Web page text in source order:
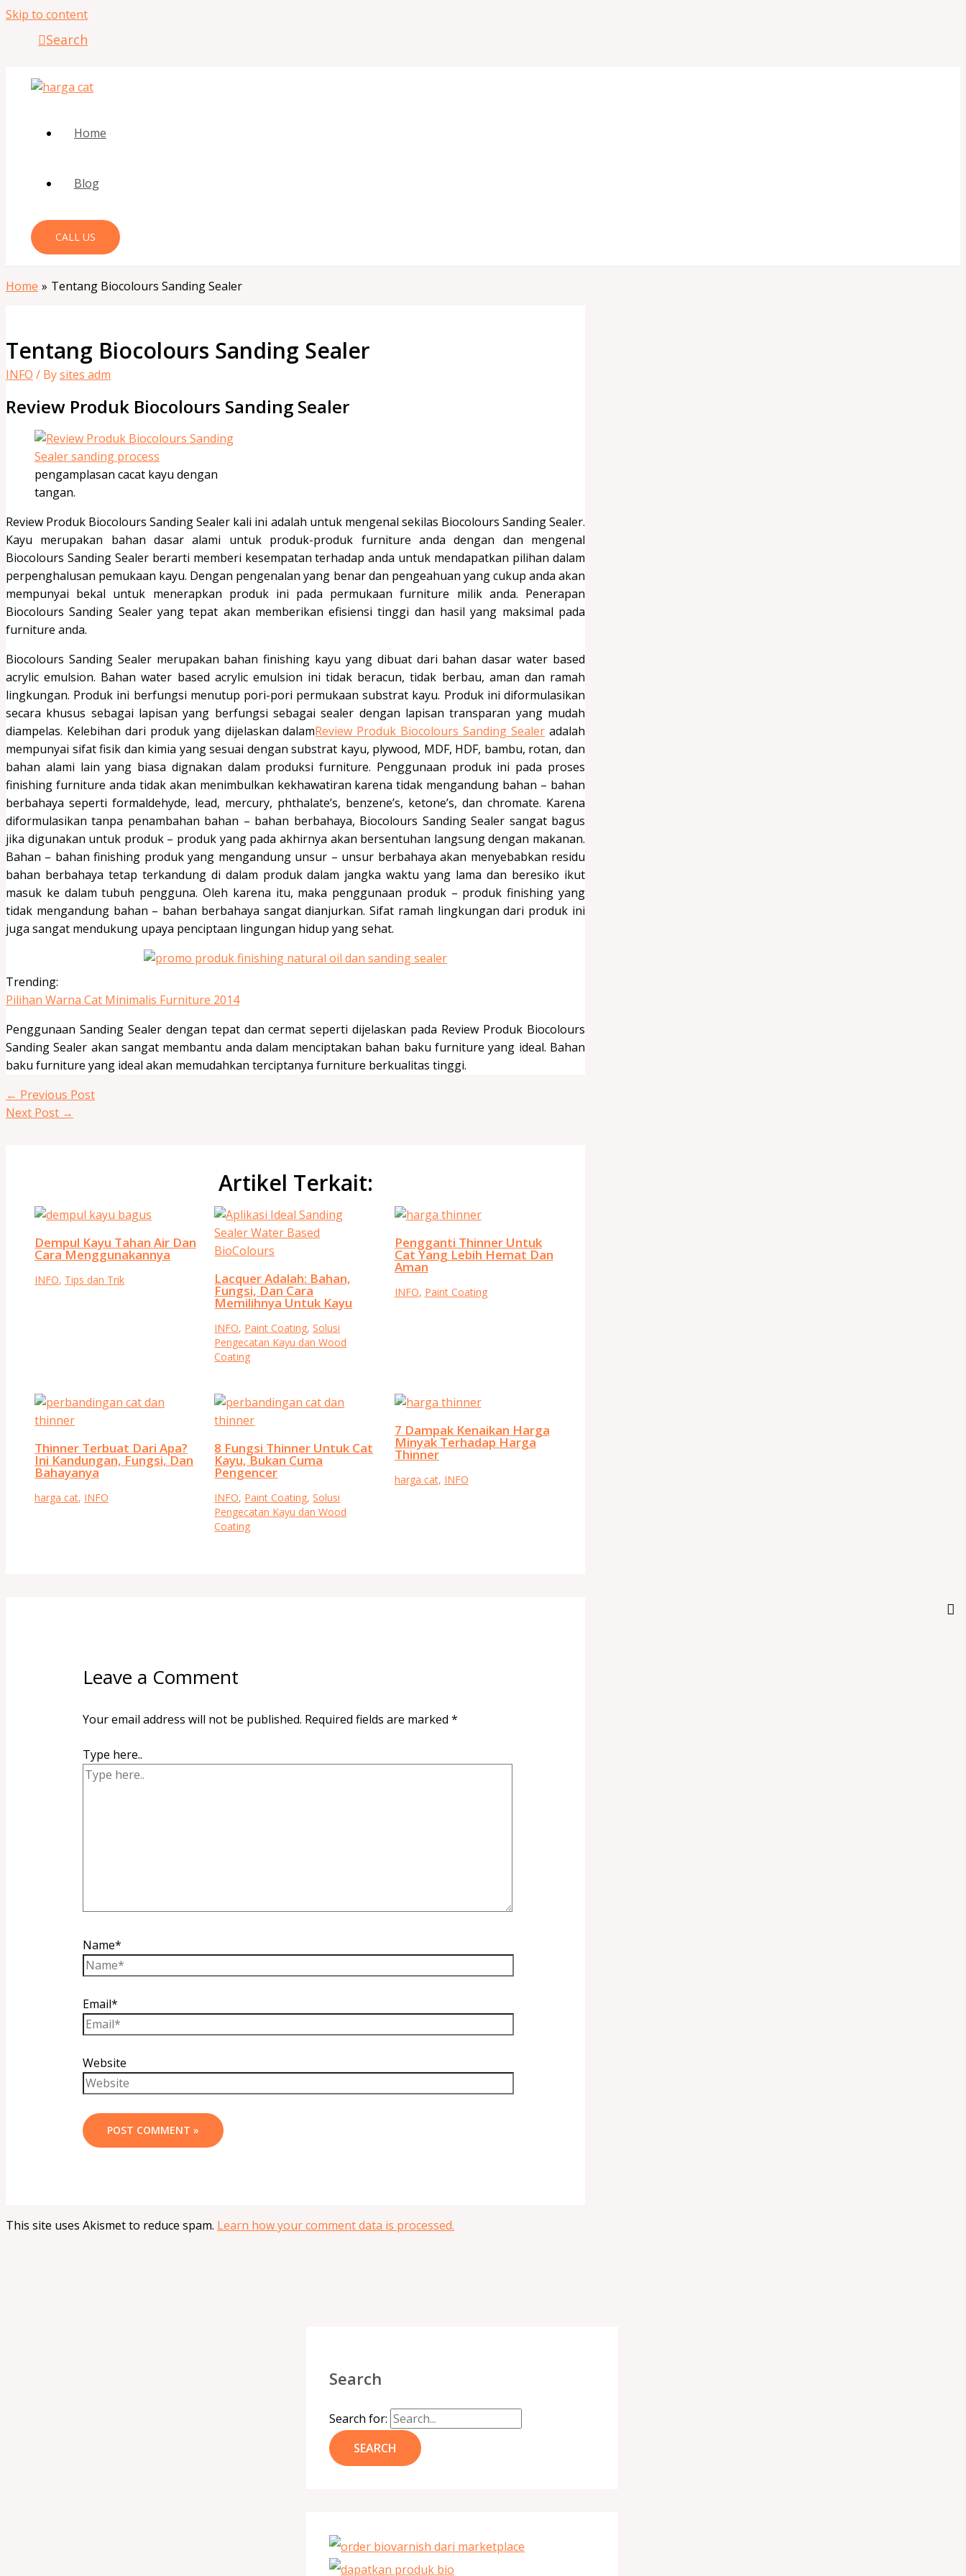
Skip to content
Search
Home
Blog
CALL US
Home Tentang Biocolours Sanding Sealer
Tentang Biocolours Sanding Sealer
INFO / Bysites adm
Review Produk Biocolours Sanding Sealer
pengamplasan cacat kayu dengan
tangan.
Review Produk Biocolours Sanding Sealer kali ini adalah untuk mengenal sekilas Biocolours Sanding Sealer.
Kayu merupakan bahan dasar alami untuk produk-produk furniture anda dengan dan mengenal
Biocolours Sanding Sealer berarti memberi kesempatan terhadap anda untuk mendapatkan pilihan dalam
perpenghalusan pemukaan kayu. Dengan pengenalan yang benar dan pengeahuan yang cukup anda akan
mempunyai bekal untuk menerapkan produk ini pada permukaan furniture milik anda. Penerapan
Biocolours Sanding Sealer yang tepat akan memberikan efisiensi tinggi dan hasil yang maksimal pada
furniture anda.
Biocolours Sanding Sealer merupakan bahan finishing kayu yang dibuat dari bahan dasar water based
acrylic emulsion. Bahan water based acrylic emulsion ini tidak beracun, tidak berbau, aman dan ramah
lingkungan. Produk ini berfungsi menutup pori-pori permukaan substrat kayu. Produk ini diformulasikan
secara khusus sebagai lapisan yang berfungsi sebagai sealer dengan lapisan transparan yang mudah
diampelas. Kelebihan dari produk yang dijelaskan dalamReview Produk Biocolours Sanding Sealer adalah
mempunyai sifat fisik dan kimia yang sesuai dengan substrat kayu, plywood, MDF, HDF, bambu, rotan, dan
bahan alami lain yang biasa dignakan dalam produksi furniture. Penggunaan produk ini pada proses
finishing furniture anda tidak akan menimbulkan kekhawatiran karena tidak mengandung bahan – bahan
berbahaya seperti formaldehyde, lead, mercury, phthalate’s, benzene’s, ketone’s, dan chromate. Karena
diformulasikan tanpa penambahan bahan – bahan berbahaya, Biocolours Sanding Sealer sangat bagus
jika digunakan untuk produk – produk yang pada akhirnya akan bersentuhan langsung dengan makanan.
Bahan – bahan finishing produk yang mengandung unsur – unsur berbahaya akan menyebabkan residu
bahan berbahaya tetap terkandung di dalam produk dalam jangka waktu yang lama dan beresiko ikut
masuk ke dalam tubuh pengguna. Oleh karena itu, maka penggunaan produk – produk finishing yang
tidak mengandung bahan – bahan berbahaya sangat dianjurkan. Sifat ramah lingkungan dari produk ini
juga sangat mendukung upaya penciptaan lingungan hidup yang sehat.
Trending:
Pilihan Warna Cat Minimalis Furniture 2014
Penggunaan Sanding Sealer dengan tepat dan cermat seperti dijelaskan pada Review Produk Biocolours
Sanding Sealer akan sangat membantu anda dalam menciptakan bahan baku furniture yang ideal. Bahan
baku furniture yang ideal akan memudahkan terciptanya furniture berkualitas tinggi.
← Previous Post
Next Post →
Artikel Terkait:
Dempul Kayu Tahan Air Dan
Cara Menggunakannya
INFO, Tips dan Trik Lacquer Adalah: Bahan,
Fungsi, Dan Cara
Memilihnya Untuk Kayu
INFO, Paint Coating,Solusi
Pengecatan Kayu dan Wood
Coating
Pengganti Thinner Untuk
Cat Yang Lebih Hemat Dan
Aman
INFO, Paint Coating
Thinner Terbuat Dari Apa?
Ini Kandungan, Fungsi, Dan
Bahayanya
harga cat, INFO
8 Fungsi Thinner Untuk Cat
Kayu, Bukan Cuma
Pengencer
INFO, Paint Coating,Solusi
Pengecatan Kayu dan Wood
Coating
7 Dampak Kenaikan Harga
Minyak Terhadap Harga
Thinner
harga cat, INFO
Leave a Comment
Your email address will not be published. Required fields are marked *
Type here..
Name*
Email*
Website
This site uses Akismet to reduce spam. Learn how your comment data is processed.
Search
Search for: